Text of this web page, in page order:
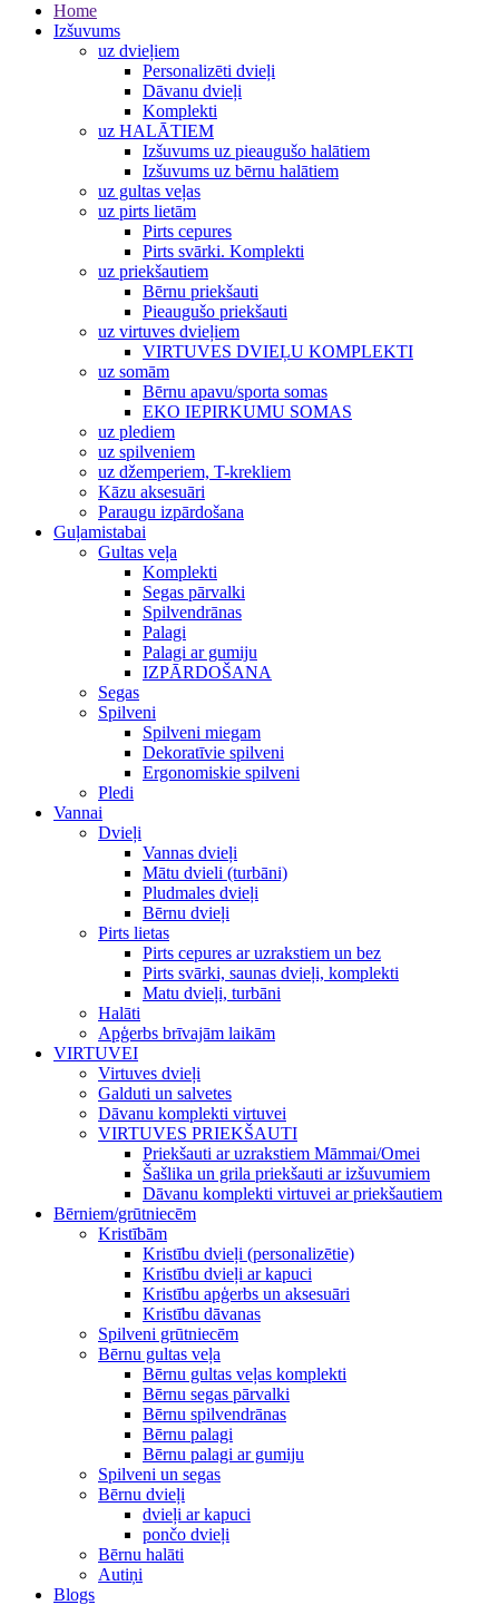
Home
Izšuvums
uz dvieļiem
Personalizēti dvieļi
Dāvanu dvieļi
Komplekti
uz HALĀTIEM
Izšuvums uz pieaugušo halātiem
Izšuvums uz bērnu halātiem
uz gultas veļas
uz pirts lietām
Pirts cepures
Pirts svārki. Komplekti
uz priekšautiem
Bērnu priekšauti
Pieaugušo priekšauti
uz virtuves dvieļiem
VIRTUVES DVIEĻU KOMPLEKTI
uz somām
Bērnu apavu/sporta somas
EKO IEPIRKUMU SOMAS
uz plediem
uz spilveniem
uz džemperiem, T-krekliem
Kāzu aksesuāri
Paraugu izpārdošana
Guļamistabai
Gultas veļa
Komplekti
Segas pārvalki
Spilvendrānas
Palagi
Palagi ar gumiju
IZPĀRDOŠANA
Segas
Spilveni
Spilveni miegam
Dekoratīvie spilveni
Ergonomiskie spilveni
Pledi
Vannai
Dvieļi
Vannas dvieļi
Mātu dvieli (turbāni)
Pludmales dvieļi
Bērnu dvieļi
Pirts lietas
Pirts cepures ar uzrakstiem un bez
Pirts svārki, saunas dvieļi, komplekti
Matu dvieļi, turbāni
Halāti
Apģerbs brīvajām laikām
VIRTUVEI
Virtuves dvieļi
Galduti un salvetes
Dāvanu komplekti virtuvei
VIRTUVES PRIEKŠAUTI
Priekšauti ar uzrakstiem Māmmai/Omei
Šašlika un grila priekšauti ar izšuvumiem
Dāvanu komplekti virtuvei ar priekšautiem
Bērniem/grūtniecēm
Kristībām
Kristību dvieļi (personalizētie)
Kristību dvieļi ar kapuci
Kristību apģerbs un aksesuāri
Kristību dāvanas
Spilveni grūtniecēm
Bērnu gultas veļa
Bērnu gultas veļas komplekti
Bērnu segas pārvalki
Bērnu spilvendrānas
Bērnu palagi
Bērnu palagi ar gumiju
Spilveni un segas
Bērnu dvieļi
dvieļi ar kapuci
pončo dvieļi
Bērnu halāti
Autiņi
Blogs